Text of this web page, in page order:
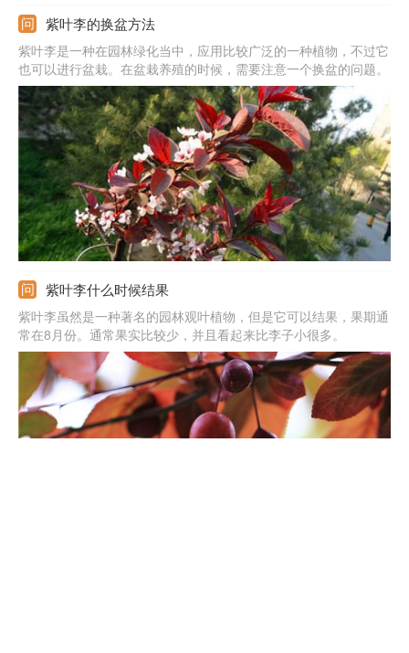
紫叶李的换盆方法
紫叶李是一种在园林绿化当中，应用比较广泛的一种植物，不过它
也可以进行盆栽。在盆栽养殖的时候，需要注意一个换盆的问题。
紫叶李什么时候结果
紫叶李虽然是一种著名的园林观叶植物，但是它可以结果，果期通
常在8月份。通常果实比较少，并且看起来比李子小很多。